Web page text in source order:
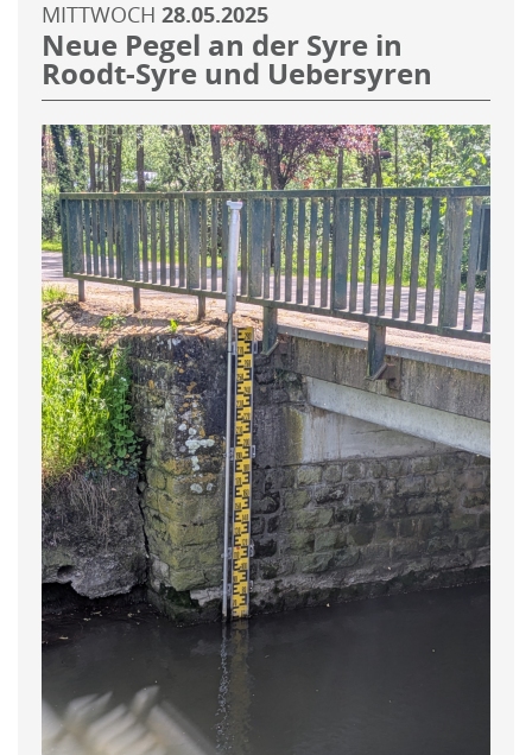
MITTWOCH 28.05.2025
Neue Pegel an der Syre in
Roodt-Syre und Uebersyren